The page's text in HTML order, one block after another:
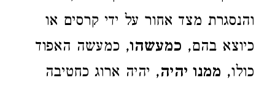
והנסגרת מצד אחור על ידי קרסים או
כיוצא בהם, כמעשהו, כמעשה האפוד
כולו, ממנו יהיה, יהיה ארוג כחטיבה